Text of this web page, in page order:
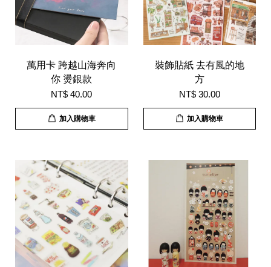
萬用卡 跨越山海奔向
你 燙銀款
NT$ 40.00
加入購物車
裝飾貼紙 去有風的地
方
NT$ 30.00
加入購物車